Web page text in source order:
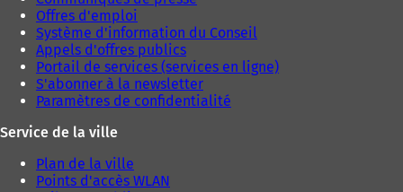
Offres d'emploi
Système d'information du Conseil
Appels d'offres publics
Portail de services (services en ligne)
S'abonner à la newsletter
Paramètres de confidentialité
Service de la ville
Plan de la ville
Points d'accès WLAN